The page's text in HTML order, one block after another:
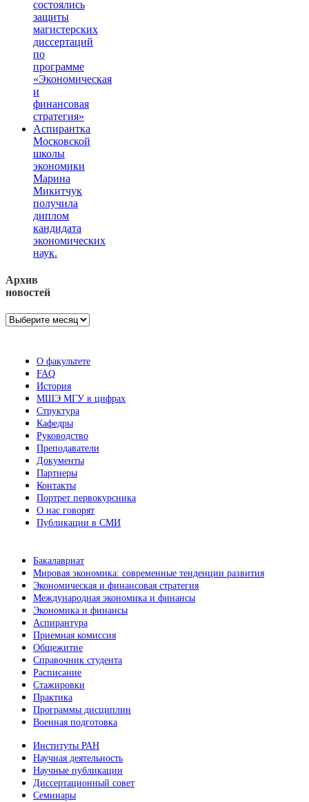
состоялись
защиты
магистерских
диссертаций
по
программе
«Экономическая
и
финансовая
стратегия»
Аспирантка
Московской
школы
экономики
Марина
Микитчук
получила
диплом
кандидата
экономических
наук.
Архив
новостей
Архив
О факультете
FAQ
История
МШЭ МГУ в цифрах
Структура
Кафедры
Руководство
Преподаватели
Документы
Партнеры
Контакты
Портрет первокурсника
О нас говорят
Публикации в СМИ
Бакалавриат
Мировая экономика: современные тенденции развития
Экономическая и финансовая стратегия
Международная экономика и финансы
Экономика и финансы
Аспирантура
Приемная комиссия
Общежитие
Справочник студента
Расписание
Стажировки
Практика
Программы дисциплин
Военная подготовка
Институты РАН
Научная деятельность
Научные публикации
Диссертационный совет
Семинары